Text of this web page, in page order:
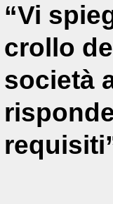
“Vi
crollo
società